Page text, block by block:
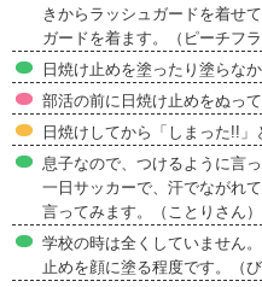
きからラッシュガードを着せ
ガードを着ます。（ピーチフラ
日焼け止めを塗ったり塗らな
部活の前に日焼け止めをぬっ
日焼けしてから「しまった!!」
息子なので、つけるように言
一日サッカーで、汗でながれ
言ってみます。（ことりさん）
学校の時は全くしていません
止めを顔に塗る程度です。（び